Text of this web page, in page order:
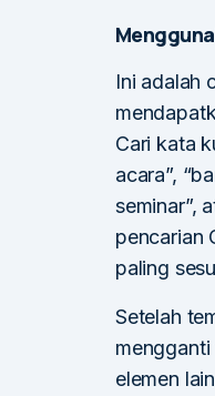
Ini adalah
Cari kata
acara”,
seminar”,
pencarian
paling
Setelah
elemen